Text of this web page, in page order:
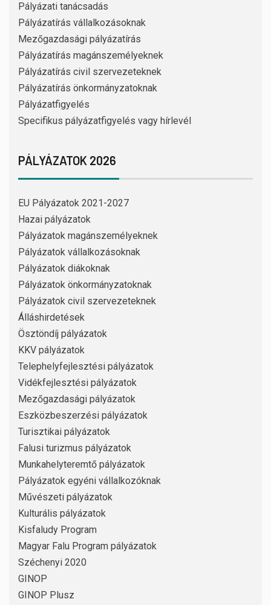
Pályázati tanácsadás
Pályázatírás vállalkozásoknak
Mezőgazdasági pályázatírás
Pályázatírás magánszemélyeknek
Pályázatírás civil szervezeteknek
Pályázatírás önkormányzatoknak
Pályázatfigyelés
Specifikus pályázatfigyelés vagy hírlevél
PÁLYÁZATOK 2026
EU Pályázatok 2021-2027
Hazai pályázatok
Pályázatok magánszemélyeknek
Pályázatok vállalkozásoknak
Pályázatok diákoknak
Pályázatok önkormányzatoknak
Pályázatok civil szervezeteknek
Álláshirdetések
Ösztöndíj pályázatok
KKV pályázatok
Telephelyfejlesztési pályázatok
Vidékfejlesztési pályázatok
Mezőgazdasági pályázatok
Eszközbeszerzési pályázatok
Turisztikai pályázatok
Falusi turizmus pályázatok
Munkahelyteremtő pályázatok
Pályázatok egyéni vállalkozóknak
Művészeti pályázatok
Kulturális pályázatok
Kisfaludy Program
Magyar Falu Program pályázatok
Széchenyi 2020
GINOP
GINOP Plusz